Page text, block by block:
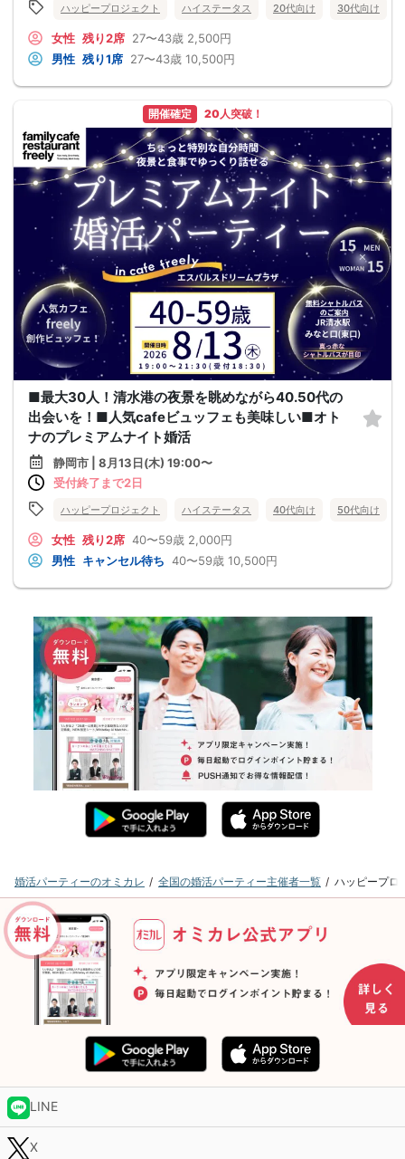
ハッピープロジェクト ハイステータス 20代向け 30代向け
女性 残り2席 27〜43歳 2,500円
男性 残り1席 27〜43歳 10,500円
開催確定 20人突破！
■最大30人！清水港の夜景を眺めながら40.50代の
出会いを！■人気cafeビュッフェも美味しい■オト
ナのプレミアムナイト婚活
静岡市 | 8月13日(木) 19:00〜
受付終了まで2日
ハッピープロジェクト ハイステータス 40代向け 50代向け
女性 残り2席 40〜59歳 2,000円
男性 キャンセル待ち 40〜59歳 10,500円
婚活パーティーのオミカレ 全国の婚活パーティー主催者一覧 ハッピープロ
LINE
X